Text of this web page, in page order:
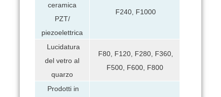
ceramica
PZT/
piezoelettrica
F240, F1000
Lucidatura
del vetro al
quarzo
F80, F120, F280, F360,
F500, F600, F800
Prodotti in